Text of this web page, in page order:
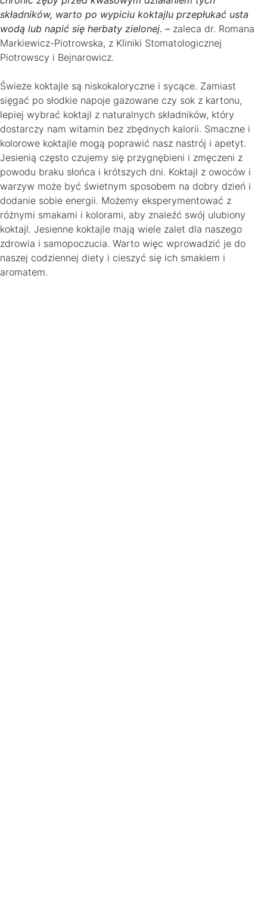
składników, warto po wypiciu koktajlu przepłukać usta
wodą lub napić się herbaty zielonej. – zaleca dr. Romana
Markiewicz-Piotrowska, z Kliniki Stomatologicznej
Piotrowscy i Bejnarowicz.
Świeże koktajle są niskokaloryczne i sycące. Zamiast
sięgać po słodkie napoje gazowane czy sok z kartonu,
lepiej wybrać koktajl z naturalnych składników, który
dostarczy nam witamin bez zbędnych kalorii. Smaczne i
kolorowe koktajle mogą poprawić nasz nastrój i apetyt.
Jesienią często czujemy się przygnębieni i zmęczeni z
powodu braku słońca i krótszych dni. Koktajl z owoców i
warzyw może być świetnym sposobem na dobry dzień i
dodanie sobie energii. Możemy eksperymentować z
różnymi smakami i kolorami, aby znaleźć swój ulubiony
koktajl. Jesienne koktajle mają wiele zalet dla naszego
zdrowia i samopoczucia. Warto więc wprowadzić je do
naszej codziennej diety i cieszyć się ich smakiem i
aromatem.